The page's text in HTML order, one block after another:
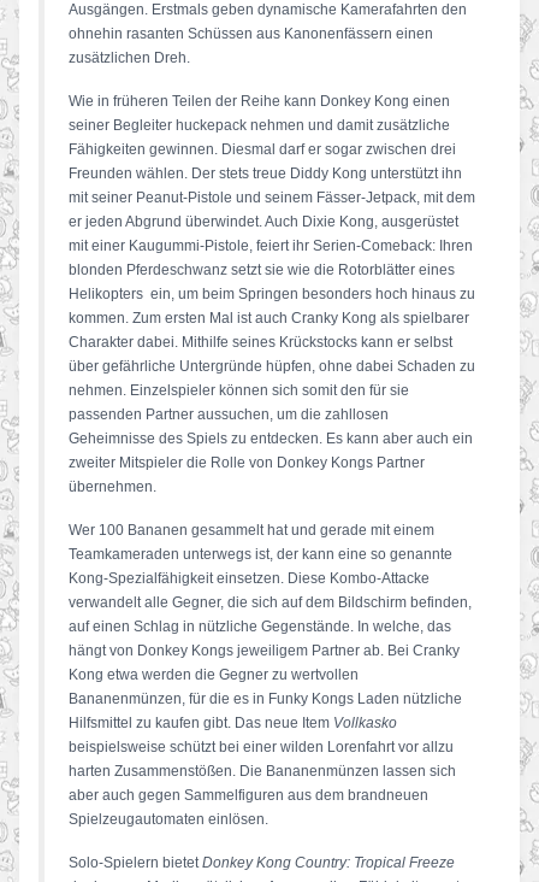
Ausgängen. Erstmals geben dynamische Kamerafahrten den
ohnehin rasanten Schüssen aus Kanonenfässern einen
zusätzlichen Dreh.
Wie in früheren Teilen der Reihe kann Donkey Kong einen
seiner Begleiter huckepack nehmen und damit zusätzliche
Fähigkeiten gewinnen. Diesmal darf er sogar zwischen drei
Freunden wählen. Der stets treue Diddy Kong unterstützt ihn
mit seiner Peanut-Pistole und seinem Fässer-Jetpack, mit dem
er jeden Abgrund überwindet. Auch Dixie Kong, ausgerüstet
mit einer Kaugummi-Pistole, feiert ihr Serien-Comeback: Ihren
blonden Pferdeschwanz setzt sie wie die Rotorblätter eines
Helikopters ein, um beim Springen besonders hoch hinaus zu
kommen. Zum ersten Mal ist auch Cranky Kong als spielbarer
Charakter dabei. Mithilfe seines Krückstocks kann er selbst
über gefährliche Untergründe hüpfen, ohne dabei Schaden zu
nehmen. Einzelspieler können sich somit den für sie
passenden Partner aussuchen, um die zahllosen
Geheimnisse des Spiels zu entdecken. Es kann aber auch ein
zweiter Mitspieler die Rolle von Donkey Kongs Partner
übernehmen.
Wer 100 Bananen gesammelt hat und gerade mit einem
Teamkameraden unterwegs ist, der kann eine so genannte
Kong-Spezialfähigkeit einsetzen. Diese Kombo-Attacke
verwandelt alle Gegner, die sich auf dem Bildschirm befinden,
auf einen Schlag in nützliche Gegenstände. In welche, das
hängt von Donkey Kongs jeweiligem Partner ab. Bei Cranky
Kong etwa werden die Gegner zu wertvollen
Bananenmünzen, für die es in Funky Kongs Laden nützliche
Hilfsmittel zu kaufen gibt. Das neue Item Vollkasko
beispielsweise schützt bei einer wilden Lorenfahrt vor allzu
harten Zusammenstößen. Die Bananenmünzen lassen sich
aber auch gegen Sammelfiguren aus dem brandneuen
Spielzeugautomaten einlösen.
Solo-Spielern bietetDonkey Kong Country: Tropical Freeze